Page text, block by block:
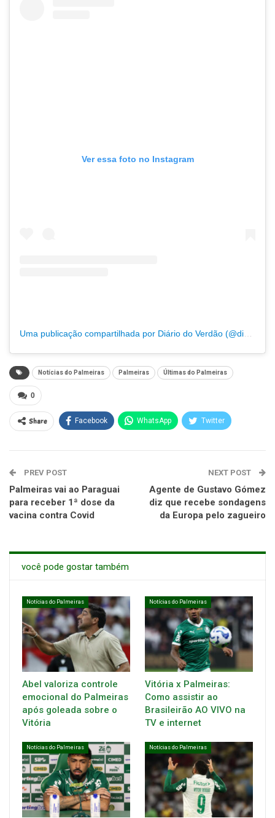
Ver essa foto no Instagram
Notícias do Palmeiras Palmeiras Últimas do Palmeiras
0
Share Facebook WhatsApp Twitter
PREV POST
Palmeiras vai ao Paraguai
para receber 1ª dose da
vacina contra Covid
NEXT POST
Agente de Gustavo Gómez
diz que recebe sondagens
da Europa pelo zagueiro
você pode gostar também
Notícias do Palmeiras
Abel valoriza controle
emocional do Palmeiras
após goleada sobre o
Vitória
Notícias do Palmeiras
Vitória x Palmeiras:
Como assistir ao
Brasileirão AO VIVO na
TV e internet
Notícias do Palmeiras Notícias do Palmeiras